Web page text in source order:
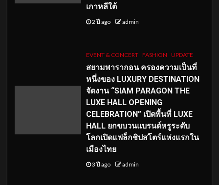
เกาหลีใต้
2 ปี ago admin
EVENT & CONCERT FASHION UPDATE
สยามพารากอน ครองความเป็นที่
หนึ่งของ LUXURY DESTINATION
จัดงาน “SIAM PARAGON THE
LUXE HALL OPENING
CELEBRATION” เปิดพื้นที่ LUXE
HALL ยกขบวนแบรนด์หรูระดับ
โลกเปิดแฟล็กชิปสโตร์แห่งแรกใน
เมืองไทย
3 ปี ago admin